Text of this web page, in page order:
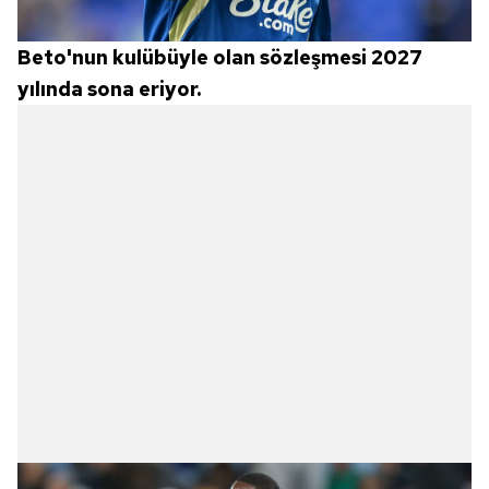
hazırlanmış Aydınlatma Metnimizi okumak ve sitemizde
ilgili mevzuata uygun olarak kullanılan çerezlerle ilgili bilgi
almak için lütfen
tıklayınız
Beto'nun kulübüyle olan sözleşmesi 2027
yılında sona eriyor.